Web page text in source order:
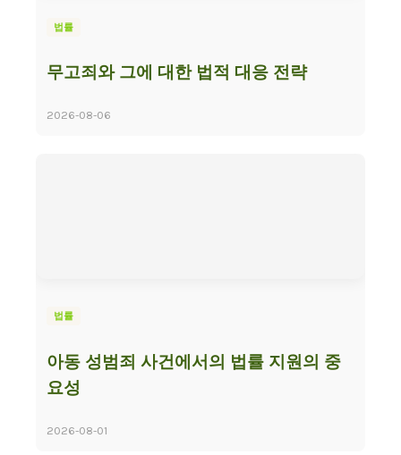
법률
무고죄와 그에 대한 법적 대응 전략
2026-08-06
법률
아동 성범죄 사건에서의 법률 지원의 중
요성
2026-08-01